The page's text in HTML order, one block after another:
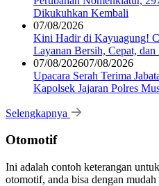
Dikukuhkan Kembali
07/08/2026
Kini Hadir di Kayuagung!
Layanan Bersih, Cepat, dan
07/08/202607/08/2026
Upacara Serah Terima
Kapolsek Jajaran Polres
Selengkapnya
Otomotif
Ini adalah contoh keterangan
otomotif, anda bisa dengan